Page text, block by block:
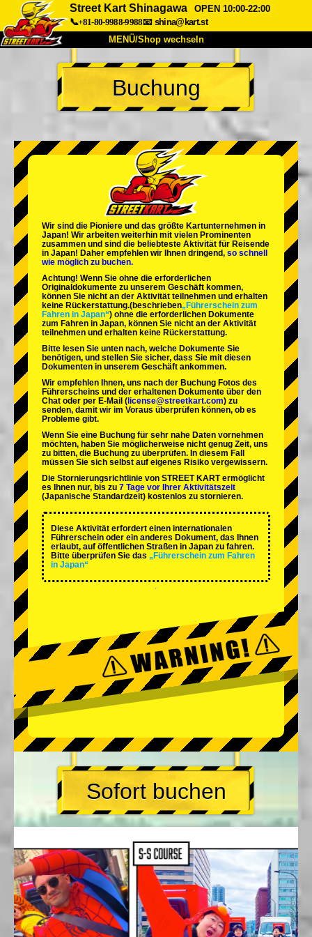
Street Kart Shinagawa
OPEN 10:00-22:00
📞+81-80-9988-9988📧 shina@kart.st
MENÜ/Shop wechseln
START
Über uns Spezifikationen Preise
Unternehmen Buchung
Shop wechseln
Tokio Shinagawa Tokio Akihabara#1
Tokio Akihabara#2
Tokio Shibuya Annex Tokio Bucht
Tokio Asakusa Osaka
Okinawa
Buchung
Wir sind die Pioniere und das größte Kartunternehmen in
Japan! Wir arbeiten weiterhin mit vielen Prominenten
zusammen und sind die beliebteste Aktivität für Reisende
in Japan! Daher empfehlen wir Ihnen dringend, so schnell
wie möglich zu buchen.
Achtung! Wenn Sie ohne die erforderlichen
Originaldokumente zu unserem Geschäft kommen,
können Sie nicht an der Aktivität teilnehmen und erhalten
keine Rückerstattung.(beschrieben„Führerschein zum
Fahren in Japan“) ohne die erforderlichen Dokumente
zum Fahren in Japan, können Sie nicht an der Aktivität
teilnehmen und erhalten keine Rückerstattung.
Bitte lesen Sie unten nach, welche Dokumente Sie
benötigen, und stellen Sie sicher, dass Sie mit diesen
Dokumenten in unserem Geschäft ankommen.
Wir empfehlen Ihnen, uns nach der Buchung Fotos des
Führerscheins und der erhaltenen Dokumente über den
Chat oder per E-Mail ( license@streetkart.com) zu
senden, damit wir im Voraus überprüfen können, ob es
Probleme gibt.
Wenn Sie eine Buchung für sehr nahe Daten vornehmen
möchten, haben Sie möglicherweise nicht genug Zeit, uns
zu bitten, die Buchung zu überprüfen. In diesem Fall
müssen Sie sich selbst auf eigenes Risiko vergewissern.
Die Stornierungsrichtlinie von STREET KART ermöglicht
es Ihnen nur, bis zu 7 Tage vor Ihrer Aktivitätszeit
(Japanische Standardzeit) kostenlos zu stornieren.
Diese Aktivität erfordert einen internationalen
Führerschein oder ein anderes Dokument, das Ihnen
erlaubt, auf öffentlichen Straßen in Japan zu fahren.
Bitte überprüfen Sie das „Führerschein zum Fahren
in Japan“
Sofort buchen